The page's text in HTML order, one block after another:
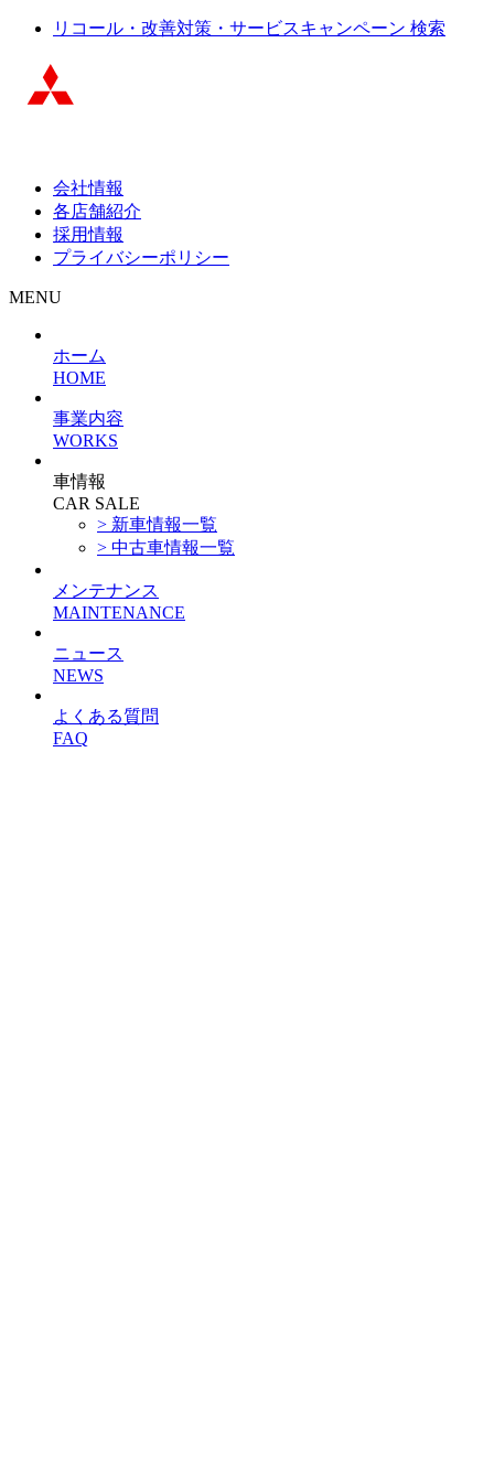
リコール・改善対策・サービスキャンペーン 検索
会社情報
各店舗紹介
採用情報
プライバシーポリシー
MENU
ホーム
HOME
事業内容
WORKS
車情報
CAR SALE
> 新車情報一覧
> 中古車情報一覧
メンテナンス
MAINTENANCE
ニュース
NEWS
よくある質問
FAQ